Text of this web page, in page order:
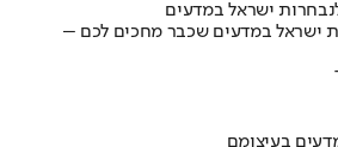
ישראל במדעים
ישראל במדעים שכבר מחכים לכם –
בעיצומם